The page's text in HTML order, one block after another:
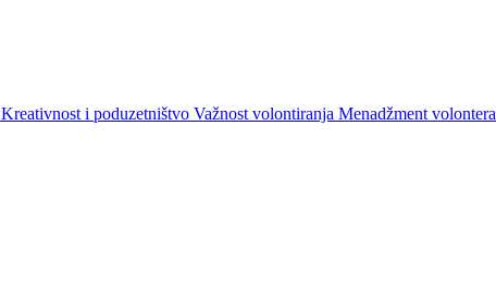
Kreativnost i poduzetništvo Važnost volontiranja Menadžment volontera